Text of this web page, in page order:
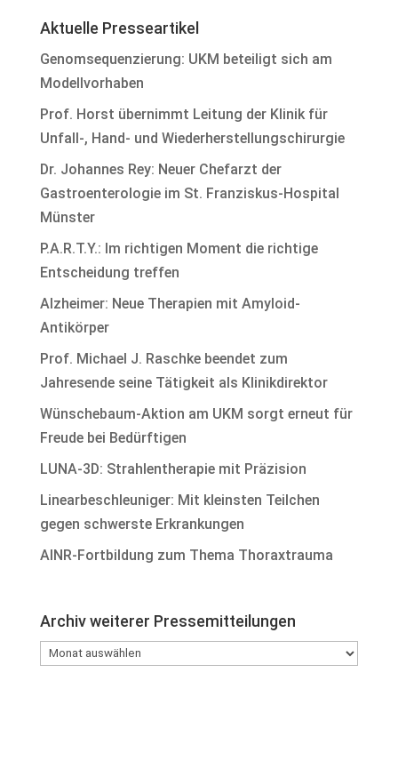
Aktuelle Presseartikel
Genomsequenzierung: UKM beteiligt sich am
Modellvorhaben
Prof. Horst übernimmt Leitung der Klinik für
Unfall-, Hand- und Wiederherstellungschirurgie
Dr. Johannes Rey: Neuer Chefarzt der
Gastroenterologie im St. Franziskus-Hospital
Münster
P.A.R.T.Y.: Im richtigen Moment die richtige
Entscheidung treffen
Alzheimer: Neue Therapien mit Amyloid-
Antikörper
Prof. Michael J. Raschke beendet zum
Jahresende seine Tätigkeit als Klinikdirektor
Wünschebaum-Aktion am UKM sorgt erneut für
Freude bei Bedürftigen
LUNA-3D: Strahlentherapie mit Präzision
Linearbeschleuniger: Mit kleinsten Teilchen
gegen schwerste Erkrankungen
AINR-Fortbildung zum Thema Thoraxtrauma
Archiv weiterer Pressemitteilungen
Archiv